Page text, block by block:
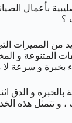
بأعمال
؟
من المميزات
المتنوعة و
بخبرة و سرعة لا
و الدق
و تتمثل هذه